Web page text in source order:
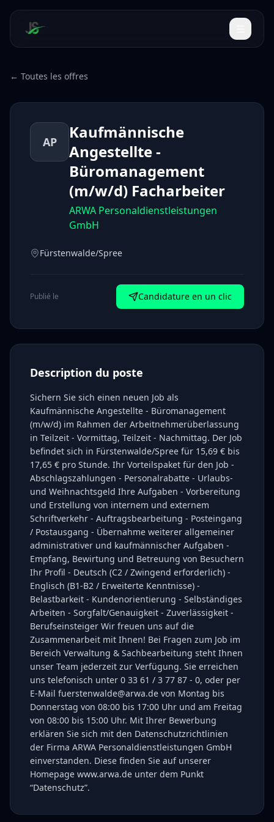
← Toutes les offres
AP
Kaufmännische
Angestellte -
Büromanagement
(m/w/d) Facharbeiter
ARWA Personaldienstleistungen
GmbH
Fürstenwalde/Spree
Publié le Candidature en un clic
Description du poste
Sichern Sie sich einen neuen Job als
Kaufmännische Angestellte - Büromanagement
(m/w/d) im Rahmen der Arbeitnehmerüberlassung
in Teilzeit - Vormittag, Teilzeit - Nachmittag. Der Job
befindet sich in Fürstenwalde/Spree für 15,69 € bis
17,65 € pro Stunde. Ihr Vorteilspaket für den Job -
Abschlagszahlungen - Personalrabatte - Urlaubs-
und Weihnachtsgeld Ihre Aufgaben - Vorbereitung
und Erstellung von internem und externem
Schriftverkehr - Auftragsbearbeitung - Posteingang
/ Postausgang - Übernahme weiterer allgemeiner
administrativer und kaufmännischer Aufgaben -
Empfang, Bewirtung und Betreuung von Besuchern
Ihr Profil - Deutsch (C2 / Zwingend erforderlich) -
Englisch (B1-B2 / Erweiterte Kenntnisse) -
Belastbarkeit - Kundenorientierung - Selbständiges
Arbeiten - Sorgfalt/Genauigkeit - Zuverlässigkeit -
Berufseinsteiger Wir freuen uns auf die
Zusammenarbeit mit Ihnen! Bei Fragen zum Job im
Bereich Verwaltung & Sachbearbeitung steht Ihnen
unser Team jederzeit zur Verfügung. Sie erreichen
uns telefonisch unter 0 33 61 / 3 77 87 - 0, oder per
E-Mail fuerstenwalde@arwa.de von Montag bis
Donnerstag von 08:00 bis 17:00 Uhr und am Freitag
von 08:00 bis 15:00 Uhr. Mit Ihrer Bewerbung
erklären Sie sich mit den Datenschutzrichtlinien
der Firma ARWA Personaldienstleistungen GmbH
einverstanden. Diese finden Sie auf unserer
Homepage www.arwa.de unter dem Punkt
“Datenschutz”.